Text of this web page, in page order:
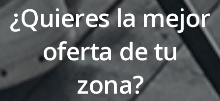
¿Quieres la mejor
oferta de tu
zona?